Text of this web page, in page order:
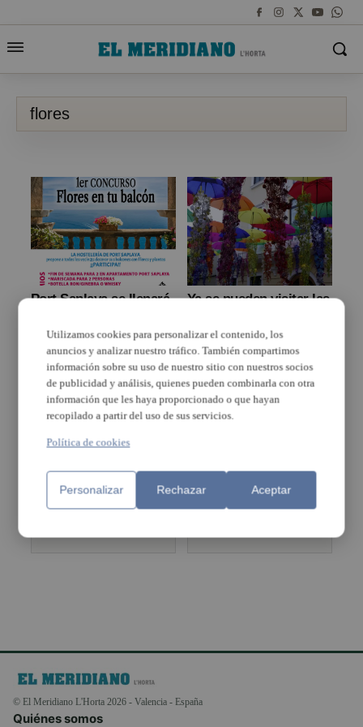
flores
Port Saplaya se llenará
Ya se pueden visitar las
en Paterna, Manises,
Rafelbunyol, Godella y
Albalat dels Sorells
gracias a la Diputación
Flores perfectas
para otoño
acoge el
Mercado de
Flores y Plantas
© El Meridiano L'Horta 2026 - Valencia - España
Quiénes somos
Utilizamos cookies para personalizar el contenido, los
anuncios y analizar nuestro tráfico. También compartimos
información sobre su uso de nuestro sitio con nuestros socios
de publicidad y análisis, quienes pueden combinarla con otra
información que les haya proporcionado o que hayan
recopilado a partir del uso de sus servicios.
Política de cookies
Personalizar Rechazar Aceptar